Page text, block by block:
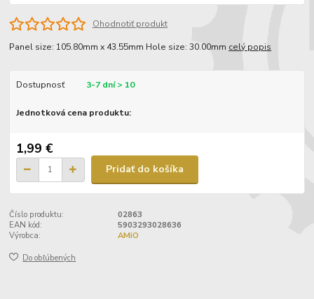
Ohodnotiť produkt
Panel size: 105.80mm x 43.55mm Hole size: 30.00mm celý popis
Dostupnosť 3-7 dní > 10
Jednotková cena produktu:
1,99 €
Pridať do košíka
Číslo produktu:
02863
EAN kód:
5903293028636
Výrobca:
AMiO
Do obľúbených